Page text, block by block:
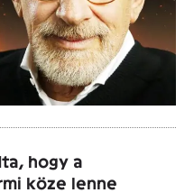
hogy a
köze lenne